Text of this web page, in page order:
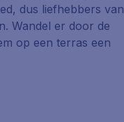
dus liefhebbers van
Wandel er door de
op een terras een